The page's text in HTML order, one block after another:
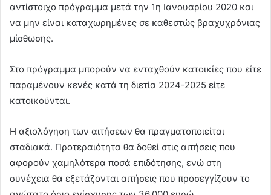
αντίστοιχο πρόγραμμα μετά την 1η Ιανουαρίου 2020 και
να μην είναι καταχωρημένες σε καθεστώς βραχυχρόνιας
μίσθωσης.
Στο πρόγραμμα μπορούν να ενταχθούν κατοικίες που είτε
παραμένουν κενές κατά τη διετία 2024-2025 είτε
κατοικούνται.
Η αξιολόγηση των αιτήσεων θα πραγματοποιείται
σταδιακά. Προτεραιότητα θα δοθεί στις αιτήσεις που
αφορούν χαμηλότερα ποσά επιδότησης, ενώ στη
συνέχεια θα εξετάζονται αιτήσεις που προσεγγίζουν το